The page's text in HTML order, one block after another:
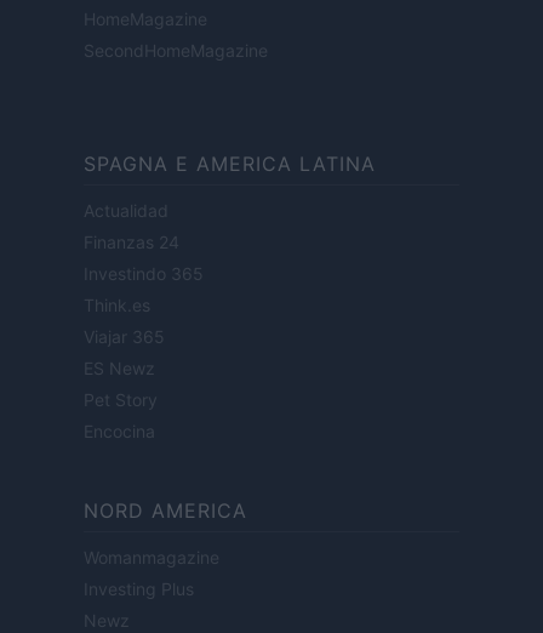
HomeMagazine
SecondHomeMagazine
SPAGNA E AMERICA LATINA
Actualidad
Finanzas 24
Investindo 365
Think.es
Viajar 365
ES Newz
Pet Story
Encocina
NORD AMERICA
Womanmagazine
Investing Plus
Newz